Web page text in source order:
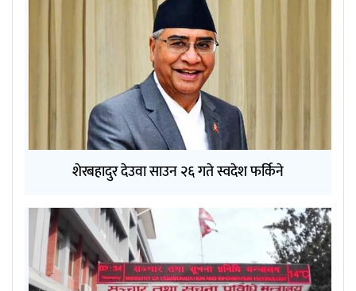
शेरबहादुर देउवा साउन २६ गते स्वदेश फर्किने